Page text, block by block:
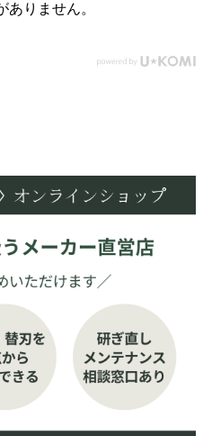
ありません。